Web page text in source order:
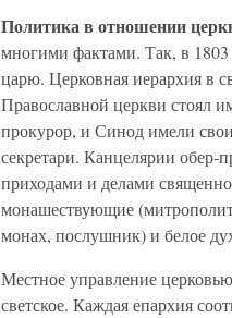
Политика в отношении
многими фактами. Так, в 1803
царю. Церковная иерархия в
Православной церкви стоял
прокурор, и Синод имели
секретари. Канцелярии обер-
приходами и делами
монашествующие
монах, послушник) и белое
Местное управление
светское. Каждая епархия